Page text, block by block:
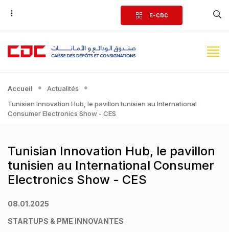
Aller
contenu
principal
E-CDC
Accueil
Actualités
Tunisian Innovation Hub, le pavillon tunisien au International
Consumer Electronics Show - CES
Tunisian Innovation Hub, le pavillon
tunisien au International Consumer
Electronics Show - CES
08.01.2025
STARTUPS & PME INNOVANTES